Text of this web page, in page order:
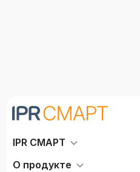
IPR СМАРТ
О продукте